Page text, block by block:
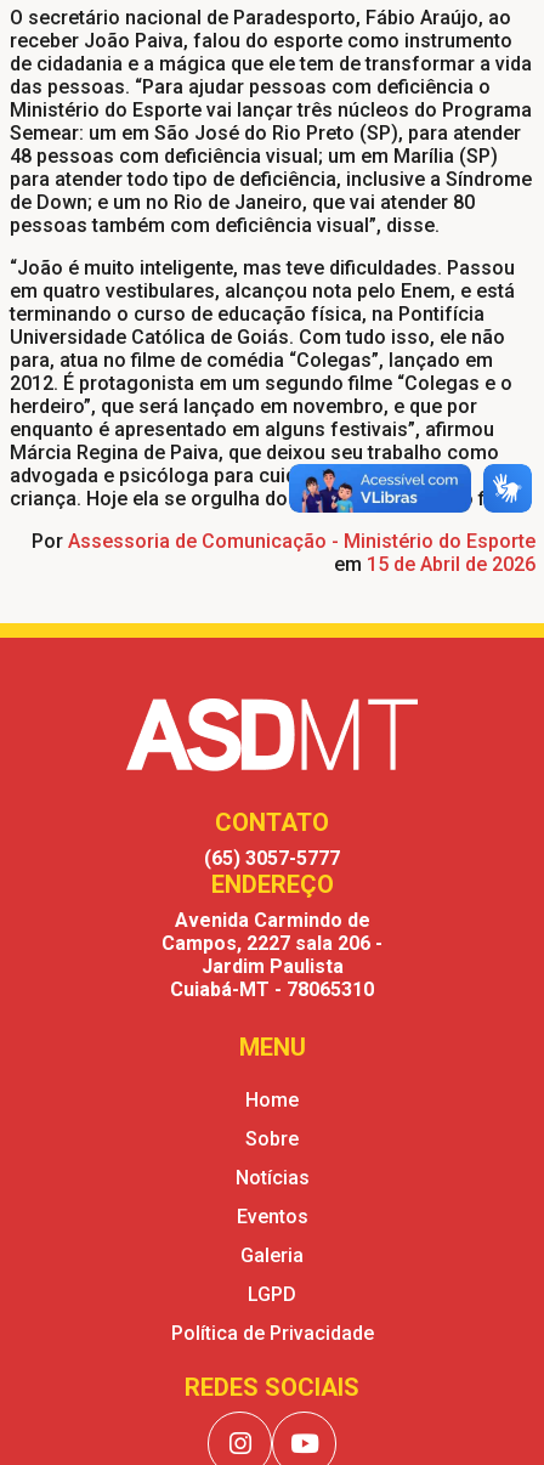
O secretário nacional de Paradesporto, Fábio Araújo, ao
receber João Paiva, falou do esporte como instrumento
de cidadania e a mágica que ele tem de transformar a vida
das pessoas. “Para ajudar pessoas com deficiência o
Ministério do Esporte vai lançar três núcleos do Programa
Semear: um em São José do Rio Preto (SP), para atender
48 pessoas com deficiência visual; um em Marília (SP)
para atender todo tipo de deficiência, inclusive a Síndrome
de Down; e um no Rio de Janeiro, que vai atender 80
pessoas também com deficiência visual”, disse.
“João é muito inteligente, mas teve dificuldades. Passou
em quatro vestibulares, alcançou nota pelo Enem, e está
terminando o curso de educação física, na Pontifícia
Universidade Católica de Goiás. Com tudo isso, ele não
para, atua no filme de comédia “Colegas”, lançado em
2012. É protagonista em um segundo filme “Colegas e o
herdeiro”, que será lançado em novembro, e que por
enquanto é apresentado em alguns festivais”, afirmou
Márcia Regina de Paiva, que deixou seu trabalho como
advogada e psicóloga para cuidar do João, quando
criança. Hoje ela se orgulha do desenvolvimento do filho.
Por Assessoria de Comunicação - Ministério do Esporte
em 15 de Abril de 2026
CONTATO
- Telefone
(65) 3057-5777
ENDEREÇO
Avenida Carmindo de
Campos, 2227 sala 206 -
Jardim Paulista
Cuiabá-MT - 78065310
MENU
Home
Sobre
Notícias
Eventos
Galeria
LGPD
Política de Privacidade
REDES SOCIAIS
instagramYoutube